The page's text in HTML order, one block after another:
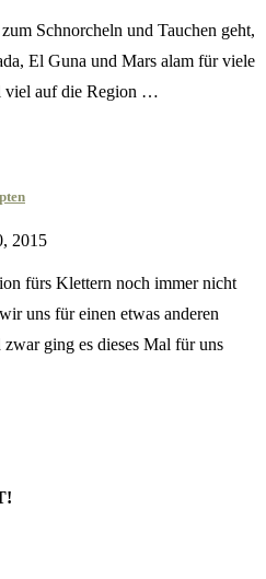
Schnorcheln und Tauchen geht,
El Guna und Mars alam für viele
viel auf die Region …
2015
fürs Klettern noch immer nicht
uns für einen etwas anderen
ging es dieses Mal für uns